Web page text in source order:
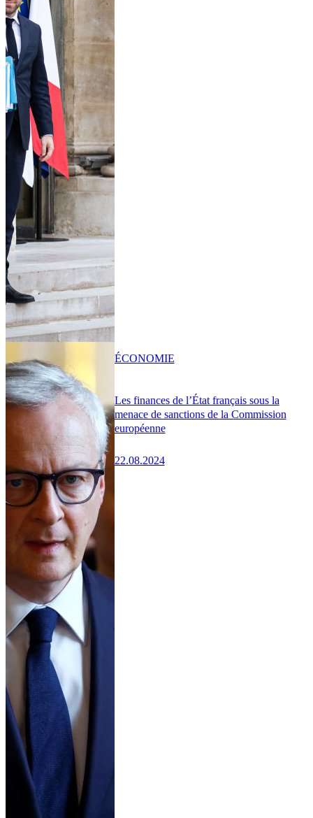
Les finances de l’État français sous la
menace de sanctions de la Commission
européenne
22.08.2024
ÉCONOMIE